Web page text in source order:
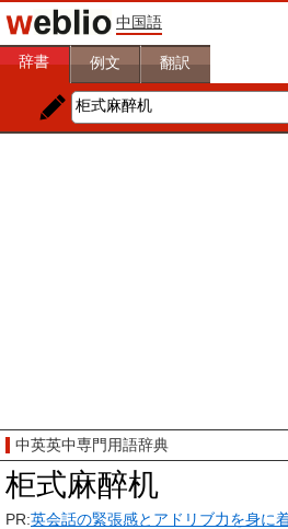
中国語
辞書 例文 翻訳
中英英中専門用語辞典
柜式麻醉机
PR:英会話の緊張感とアドリブ力を身に